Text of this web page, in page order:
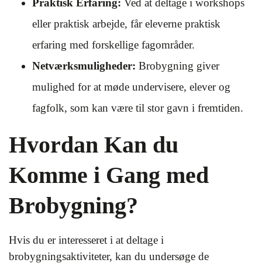
Praktisk Erfaring: Ved at deltage i workshops
eller praktisk arbejde, får eleverne praktisk
erfaring med forskellige fagområder.
Netværksmuligheder: Brobygning giver
mulighed for at møde undervisere, elever og
fagfolk, som kan være til stor gavn i fremtiden.
Hvordan Kan du
Komme i Gang med
Brobygning?
Hvis du er interesseret i at deltage i
brobygningsaktiviteter, kan du undersøge de